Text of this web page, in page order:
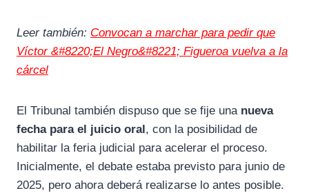
Leer también: Convocan a marchar para pedir que
Víctor &#8220;El Negro&#8221; Figueroa vuelva a la
cárcel
El Tribunal también dispuso que se fije una nueva
fecha para el juicio oral, con la posibilidad de
habilitar la feria judicial para acelerar el proceso.
Inicialmente, el debate estaba previsto para junio de
2025, pero ahora deberá realizarse lo antes posible.